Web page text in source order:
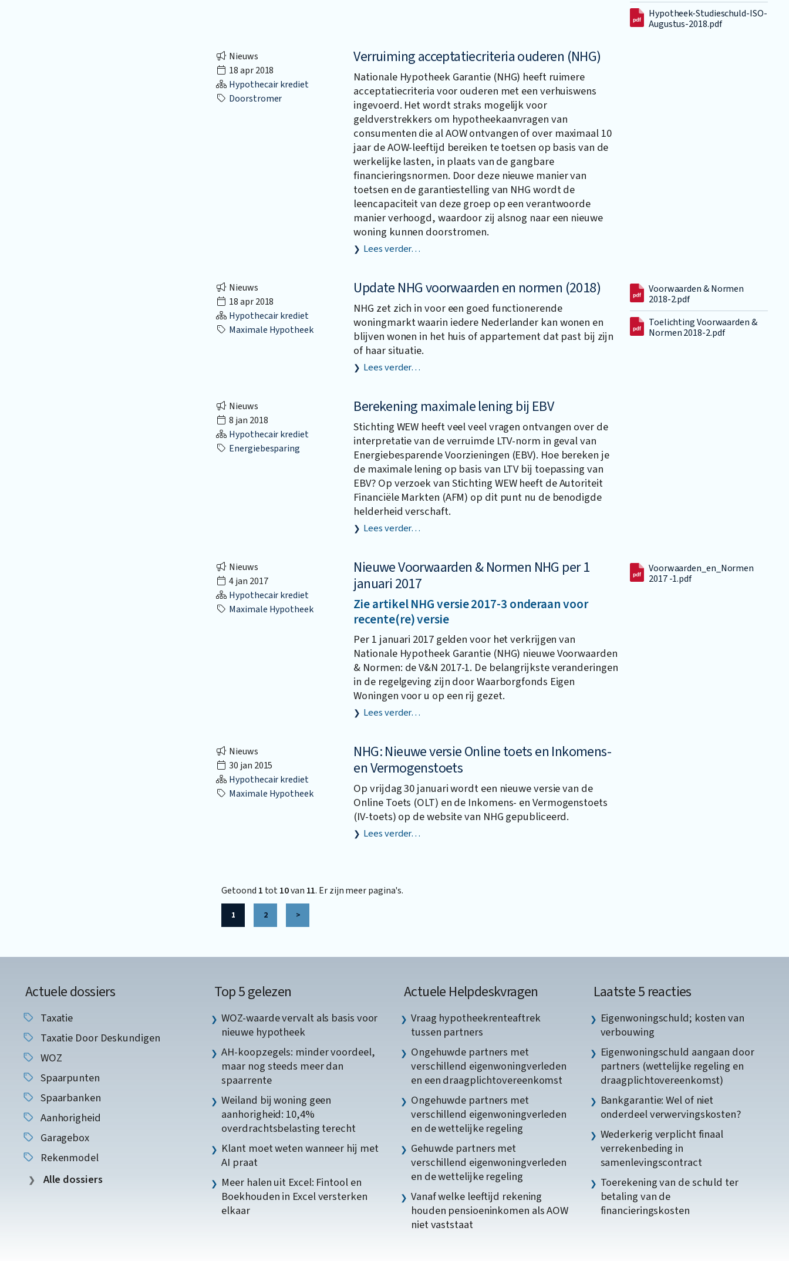
Hypotheek-Studieschuld-ISO-
Augustus-2018.pdf
Nieuws
18 apr 2018
Hypothecair krediet
Doorstromer
Verruiming acceptatiecriteria ouderen (NHG)
Nationale Hypotheek Garantie (NHG) heeft ruimere
acceptatiecriteria voor ouderen met een verhuiswens
ingevoerd. Het wordt straks mogelijk voor
geldverstrekkers om hypotheekaanvragen van
consumenten die al AOW ontvangen of over maximaal 10
jaar de AOW-leeftijd bereiken te toetsen op basis van de
werkelijke lasten, in plaats van de gangbare
financieringsnormen. Door deze nieuwe manier van
toetsen en de garantiestelling van NHG wordt de
leencapaciteit van deze groep op een verantwoorde
manier verhoogd, waardoor zij alsnog naar een nieuwe
woning kunnen doorstromen.
Lees verder…
Nieuws
18 apr 2018
Hypothecair krediet
Maximale Hypotheek
Update NHG voorwaarden en normen (2018)
NHG zet zich in voor een goed functionerende
woningmarkt waarin iedere Nederlander kan wonen en
blijven wonen in het huis of appartement dat past bij zijn
of haar situatie.
Lees verder…
Voorwaarden & Normen
2018-2.pdf
Toelichting Voorwaarden &
Normen 2018-2.pdf
Nieuws
8 jan 2018
Hypothecair krediet
Energiebesparing
Berekening maximale lening bij EBV
Stichting WEW heeft veel veel vragen ontvangen over de
interpretatie van de verruimde LTV-norm in geval van
Energiebesparende Voorzieningen (EBV). Hoe bereken je
de maximale lening op basis van LTV bij toepassing van
EBV? Op verzoek van Stichting WEW heeft de Autoriteit
Financiële Markten (AFM) op dit punt nu de benodigde
helderheid verschaft.
Lees verder…
Nieuws
4 jan 2017
Hypothecair krediet
Maximale Hypotheek
Nieuwe Voorwaarden & Normen NHG per 1
januari 2017
Zie artikel NHG versie 2017-3 onderaan voor
recente(re) versie
Per 1 januari 2017 gelden voor het verkrijgen van
Nationale Hypotheek Garantie (NHG) nieuwe Voorwaarden
& Normen: de V&N 2017-1. De belangrijkste veranderingen
in de regelgeving zijn door Waarborgfonds Eigen
Woningen voor u op een rij gezet.
Lees verder…
Voorwaarden_en_Normen
2017 -1.pdf
Nieuws
30 jan 2015
Hypothecair krediet
Maximale Hypotheek
NHG: Nieuwe versie Online toets en Inkomens-
en Vermogenstoets
Op vrijdag 30 januari wordt een nieuwe versie van de
Online Toets (OLT) en de Inkomens- en Vermogenstoets
(IV-toets) op de website van NHG gepubliceerd.
Lees verder…
Getoond 1 tot10van 11. Er zijn meer pagina's.
1 2 >
Actuele dossiers
Taxatie
Taxatie Door Deskundigen
WOZ
Spaarpunten
Spaarbanken
Aanhorigheid
Garagebox
Rekenmodel
Alle dossiers
Top 5 gelezen
WOZ-waarde vervalt als basis voor
nieuwe hypotheek
AH-koopzegels: minder voordeel,
maar nog steeds meer dan
spaarrente
Weiland bij woning geen
aanhorigheid: 10,4%
overdrachtsbelasting terecht
Klant moet weten wanneer hij met
AI praat
Meer halen uit Excel: Fintool en
Boekhouden in Excel versterken
elkaar
Actuele Helpdeskvragen
Vraag hypotheekrenteaftrek
tussen partners
Ongehuwde partners met
verschillend eigenwoningverleden
en een draagplichtovereenkomst
Ongehuwde partners met
verschillend eigenwoningverleden
en de wettelijke regeling
Gehuwde partners met
verschillend eigenwoningverleden
en de wettelijke regeling
Vanaf welke leeftijd rekening
houden pensioeninkomen als AOW
niet vaststaat
Laatste 5 reacties
Eigenwoningschuld; kosten van
verbouwing
Eigenwoningschuld aangaan door
partners (wettelijke regeling en
draagplichtovereenkomst)
Bankgarantie: Wel of niet
onderdeel verwervingskosten?
Wederkerig verplicht finaal
verrekenbeding in
samenlevingscontract
Toerekening van de schuld ter
betaling van de
financieringskosten